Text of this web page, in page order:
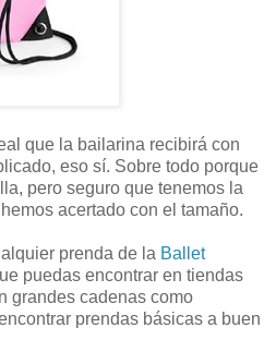
que la bailarina recibirá con
eso sí. Sobre todo porque
pero seguro que tenemos la
acertado con el tamaño.
prenda de la Ballet
puedas encontrar en tiendas
grandes cadenas como
prendas básicas a buen